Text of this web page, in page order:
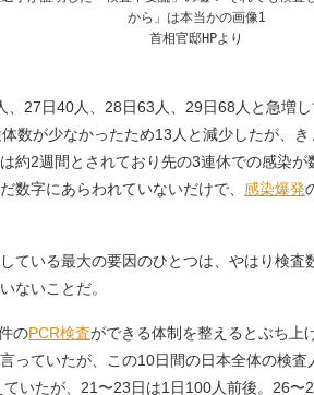
首相官邸HPより
27日40人、28日63人、29日68人と急増し
数が少なかったため13人と減少したが、
約2週間とされており先の3連休での感染
数字にあらわれていないだけで、 感染爆発
ている最大の要因のひとつは、やはり検査
ないことだ。
のPCR検査ができる体制を整えるとぶち上
っていたが、この10日間の日本全体の検
いたが、21〜23日は1日100人前後。26〜